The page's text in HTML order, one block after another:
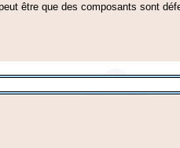
être que des composants sont